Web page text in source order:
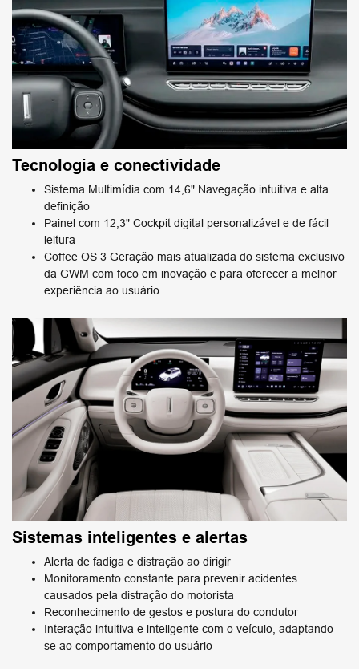
Tecnologia e conectividade
Sistema Multimídia com 14,6" Navegação intuitiva e alta
definição
Painel com 12,3" Cockpit digital personalizável e de fácil
leitura
Coffee OS 3 Geração mais atualizada do sistema exclusivo
da GWM com foco em inovação e para oferecer a melhor
experiência ao usuário
Sistemas inteligentes e alertas
Alerta de fadiga e distração ao dirigir
Monitoramento constante para prevenir acidentes
causados pela distração do motorista
Reconhecimento de gestos e postura do condutor
Interação intuitiva e inteligente com o veículo, adaptando-
se ao comportamento do usuário